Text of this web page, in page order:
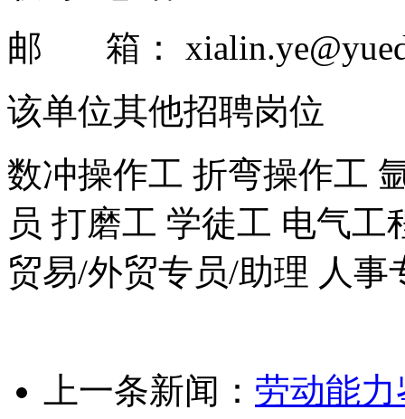
邮 箱：
该单位其他招聘岗位
数冲操作工 折弯操作工
员 打磨工 学徒工 电气
贸易/外贸专员/助理 人
上一条新闻： 劳动能